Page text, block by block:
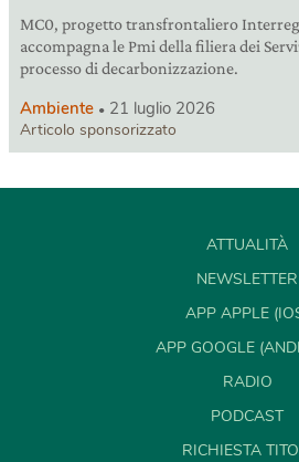
MC0, progetto transfrontaliero
accompagna le Pmi della filiera dei
processo di decarbonizzazione.
Ambiente 21 luglio 2026
Articolo sponsorizzato
ATTUALITÀ
NEWSLETTER
APP APPLE
APP GOOGLE
RADIO
PODCAST
RICHIESTA